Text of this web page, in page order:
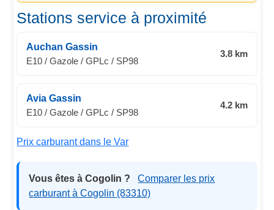
Stations service à proximité
Auchan Gassin
E10 / Gazole / GPLc / SP98
3.8 km
Avia Gassin
E10 / Gazole / GPLc / SP98
4.2 km
Prix carburant dans le Var
Vous êtes à Cogolin ?
Comparer les prix
carburant à Cogolin (83310)